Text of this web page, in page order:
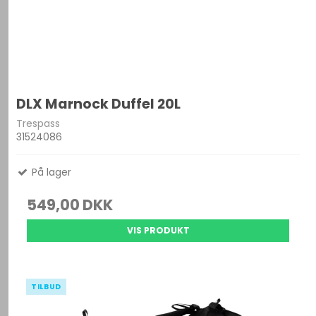
DLX Marnock Duffel 20L
Trespass
31524086
På lager
549,00 DKK
VIS PRODUKT
TILBUD